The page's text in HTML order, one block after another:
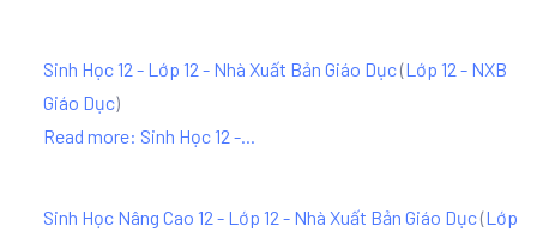
Sinh Học 12 - Lớp 12 - Nhà Xuất Bản Giáo Dục(Lớp 12 - NXB
Giáo Dục)
Read more: Sinh Học 12 -...
Sinh Học Nâng Cao 12 - Lớp 12 - Nhà Xuất Bản Giáo Dục(Lớp